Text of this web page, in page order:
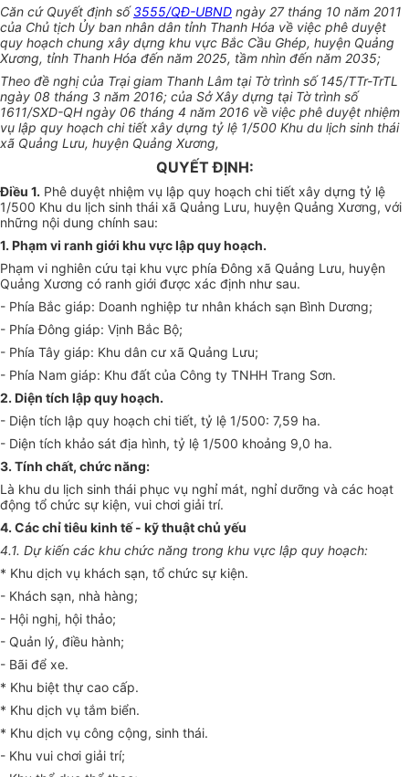
Căn cứ Quyết định số3555/QĐ-UBND ngày 27 tháng 10 năm 2011
của Chủ tịch Ủy ban nhân dân tỉnh Thanh Hóa về việc phê duyệt
quy hoạch chung xây dựng khu vực Bắc Cầu Ghép, huyện Quảng
Xương, tỉnh Thanh Hóa đến năm 2025, tầm nhìn đến năm 2035;
Theo đề nghị của Trại giam Thanh Lâm tại Tờ trình số 145/TTr-TrTL
ngày 08 tháng 3 năm 2016; của Sở Xây dựng tại Tờ trình số
1611/SXD-QH ngày 06 tháng 4 năm 2016 về việc phê duyệt nhiệm
vụ lập quy hoạch chi tiết xây dựng tỷ lệ 1/500 Khu du lịch sinh thái
xã Quảng Lưu, huyện Quảng Xương,
QUYẾT ĐỊNH:
Điều 1. Phê duyệt nhiệm vụ lập quy hoạch chi tiết xây dựng tỷ lệ
1/500 Khu du lịch sinh thái xã Quảng Lưu, huyện Quảng Xương, với
những nội dung chính sau:
1. Phạm vi ranh giới khu vực lập quy hoạch.
Phạm vi nghiên cứu tại khu vực phía Đông xã Quảng Lưu, huyện
Quảng Xương có ranh giới được xác định như sau.
- Phía Bắc giáp: Doanh nghiệp tư nhân khách sạn Bình Dương;
- Phía Đông giáp: Vịnh Bắc Bộ;
- Phía Tây giáp: Khu dân cư xã Quảng Lưu;
- Phía Nam giáp: Khu đất của Công ty TNHH Trang Sơn.
2. Diện tích lập quy hoạch.
- Diện tích lập quy hoạch chi tiết, tỷ lệ 1/500: 7,59 ha.
- Diện tích khảo sát địa hình, tỷ lệ 1/500 khoảng 9,0 ha.
3. Tính chất, chức năng:
Là khu du lịch sinh thái phục vụ nghỉ mát, nghỉ dưỡng và các hoạt
động tổ chức sự kiện, vui chơi giải trí.
4. Các chỉ tiêu kinh tế - kỹ thuật chủ yếu
4.1. Dự kiến các khu chức năng trong khu vực lập quy hoạch:
* Khu dịch vụ khách sạn, tổ chức sự kiện.
- Khách sạn, nhà hàng;
- Hội nghị, hội thảo;
- Quản lý, điều hành;
- Bãi để xe.
* Khu biệt thự cao cấp.
* Khu dịch vụ tắm biển.
* Khu dịch vụ công cộng, sinh thái.
- Khu vui chơi giải trí;